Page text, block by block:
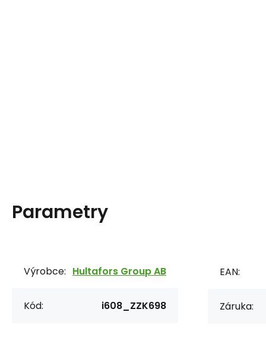
Parametry
Výrobce: Hultafors Group AB
Kód: i608_ZZK698
EAN:
Záruka: